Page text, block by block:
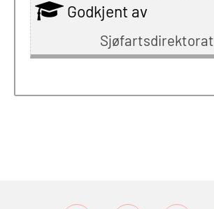
Godkjent av
Sjøfartsdirektorat